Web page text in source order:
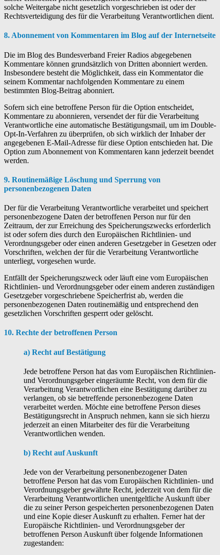
solche Weitergabe nicht gesetzlich vorgeschrieben ist oder der
Rechtsverteidigung des für die Verarbeitung Verantwortlichen dient.
8. Abonnement von Kommentaren im Blog auf der Internetseite
Die im Blog des Bundesverband Freier Radios abgegebenen
Kommentare können grundsätzlich von Dritten abonniert werden.
Insbesondere besteht die Möglichkeit, dass ein Kommentator die
seinem Kommentar nachfolgenden Kommentare zu einem
bestimmten Blog-Beitrag abonniert.
Sofern sich eine betroffene Person für die Option entscheidet,
Kommentare zu abonnieren, versendet der für die Verarbeitung
Verantwortliche eine automatische Bestätigungsmail, um im Double-
Opt-In-Verfahren zu überprüfen, ob sich wirklich der Inhaber der
angegebenen E-Mail-Adresse für diese Option entschieden hat. Die
Option zum Abonnement von Kommentaren kann jederzeit beendet
werden.
9. Routinemäßige Löschung und Sperrung von
personenbezogenen Daten
Der für die Verarbeitung Verantwortliche verarbeitet und speichert
personenbezogene Daten der betroffenen Person nur für den
Zeitraum, der zur Erreichung des Speicherungszwecks erforderlich
ist oder sofern dies durch den Europäischen Richtlinien- und
Verordnungsgeber oder einen anderen Gesetzgeber in Gesetzen oder
Vorschriften, welchen der für die Verarbeitung Verantwortliche
unterliegt, vorgesehen wurde.
Entfällt der Speicherungszweck oder läuft eine vom Europäischen
Richtlinien- und Verordnungsgeber oder einem anderen zuständigen
Gesetzgeber vorgeschriebene Speicherfrist ab, werden die
personenbezogenen Daten routinemäßig und entsprechend den
gesetzlichen Vorschriften gesperrt oder gelöscht.
10. Rechte der betroffenen Person
a) Recht auf Bestätigung
Jede betroffene Person hat das vom Europäischen Richtlinien-
und Verordnungsgeber eingeräumte Recht, von dem für die
Verarbeitung Verantwortlichen eine Bestätigung darüber zu
verlangen, ob sie betreffende personenbezogene Daten
verarbeitet werden. Möchte eine betroffene Person dieses
Bestätigungsrecht in Anspruch nehmen, kann sie sich hierzu
jederzeit an einen Mitarbeiter des für die Verarbeitung
Verantwortlichen wenden.
b) Recht auf Auskunft
Jede von der Verarbeitung personenbezogener Daten
betroffene Person hat das vom Europäischen Richtlinien- und
Verordnungsgeber gewährte Recht, jederzeit von dem für die
Verarbeitung Verantwortlichen unentgeltliche Auskunft über
die zu seiner Person gespeicherten personenbezogenen Daten
und eine Kopie dieser Auskunft zu erhalten. Ferner hat der
Europäische Richtlinien- und Verordnungsgeber der
betroffenen Person Auskunft über folgende Informationen
zugestanden: